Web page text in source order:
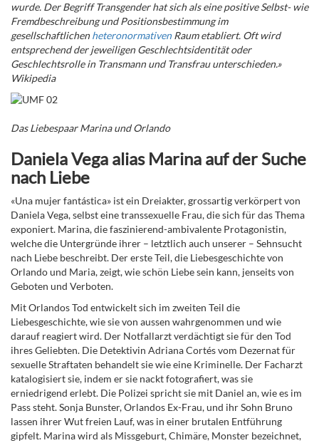
wurde. Der Begriff Transgender hat sich als eine positive Selbst- wie
Fremdbeschreibung und Positionsbestimmung im
gesellschaftlichenheteronormativenRaum etabliert. Oft wird
entsprechend der jeweiligen Geschlechtsidentität oder
Geschlechtsrolle in Transmann und Transfrau unterschieden.»
Wikipedia
Das Liebespaar Marina und Orlando
Daniela Vega alias Marina auf der Suche
nach Liebe
«Una mujer fantástica» ist ein Dreiakter, grossartig verkörpert von
Daniela Vega, selbst eine transsexuelle Frau, die sich für das Thema
exponiert. Marina, die faszinierend-ambivalente Protagonistin,
welche die Untergründe ihrer – letztlich auch unserer – Sehnsucht
nach Liebe beschreibt. Der erste Teil, die Liebesgeschichte von
Orlando und Maria, zeigt, wie schön Liebe sein kann, jenseits von
Geboten und Verboten.
Mit Orlandos Tod entwickelt sich im zweiten Teil die
Liebesgeschichte, wie sie von aussen wahrgenommen und wie
darauf reagiert wird. Der Notfallarzt verdächtigt sie für den Tod
ihres Geliebten. Die Detektivin Adriana Cortésvom Dezernat für
sexuelle Straftaten behandelt sie wie eine Kriminelle. Der Facharzt
katalogisiert sie, indem er sie nackt fotografiert, was sie
erniedrigend erlebt. Die Polizei spricht sie mit Daniel an, wie es im
Pass steht. Sonja Bunster, Orlandos Ex-Frau, und ihr Sohn Bruno
lassen ihrer Wut freien Lauf, was in einer brutalen Entführung
gipfelt. Marina wird als Missgeburt, Chimäre, Monster bezeichnet,